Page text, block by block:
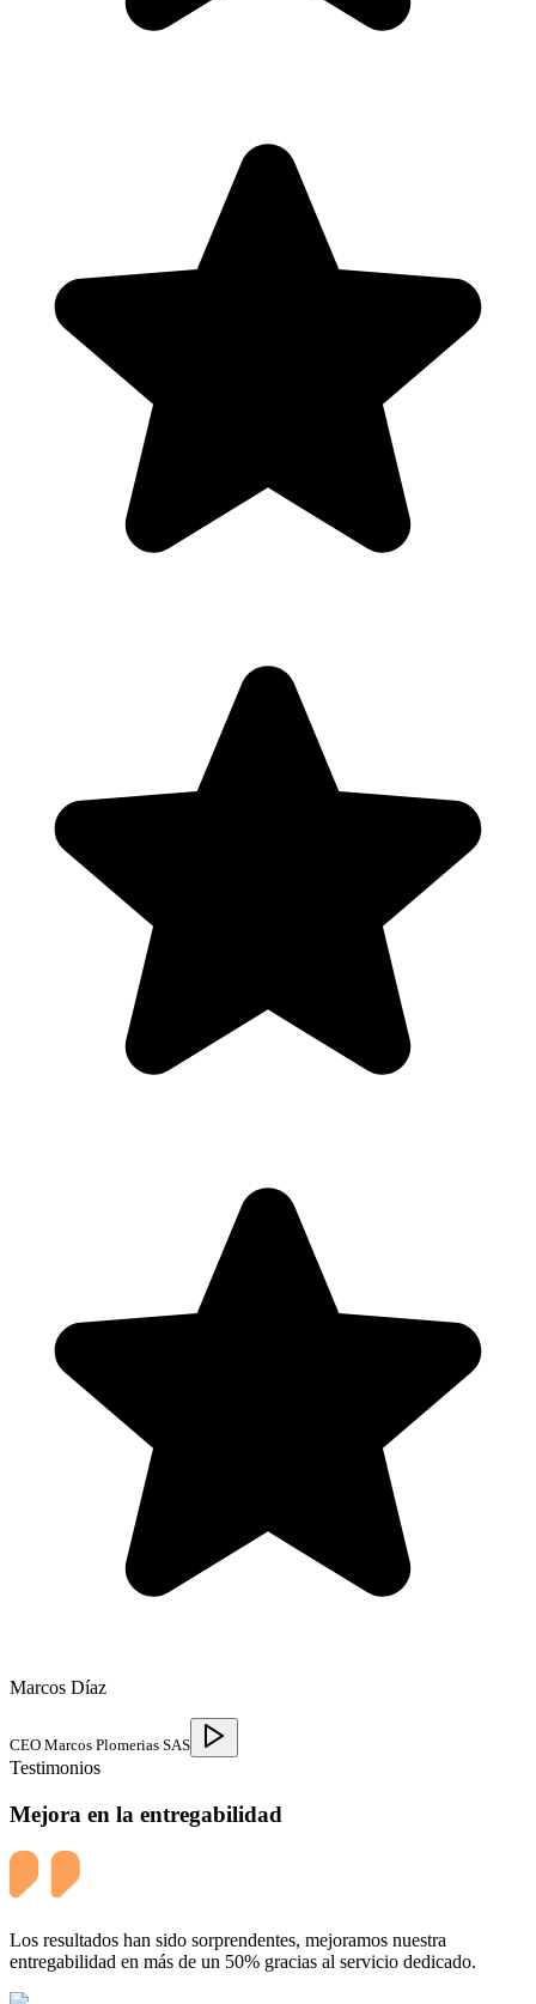
Marcos Díaz
CEO Marcos Plomerias SAS
Testimonios
Mejora en la entregabilidad
Los resultados han sido sorprendentes, mejoramos nuestra
entregabilidad en más de un 50% gracias al servicio dedicado.